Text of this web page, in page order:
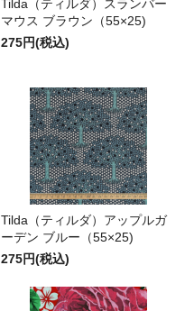
Tilda（ティルダ）スランバー
マウス ブラウン（55×25)
275円(税込)
Tilda（ティルダ）アップルガ
ーデン ブルー（55×25)
275円(税込)